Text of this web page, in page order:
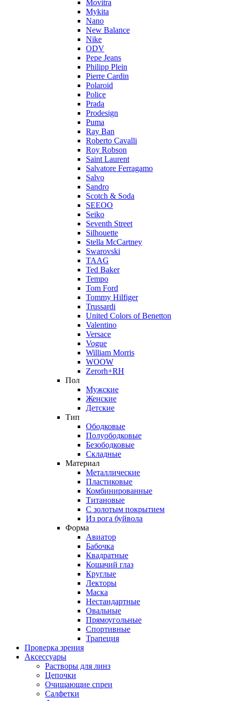
Movitra
Mykita
Nano
New Balance
Nike
ODV
Pepe Jeans
Philipp Plein
Pierre Cardin
Polaroid
Police
Prada
Prodesign
Puma
Ray Ban
Roberto Cavalli
Roy Robson
Saint Laurent
Salvatore Ferragamo
Salvo
Sandro
Scotch & Soda
SEEOO
Seiko
Seventh Street
Silhouette
Stella McCartney
Swarovski
TAAG
Ted Baker
Tempo
Tom Ford
Tommy Hilfiger
Trussardi
United Colors of Benetton
Valentino
Versace
Vogue
William Morris
WOOW
Zerorh+RH
Пол
Мужские
Женские
Детские
Тип
Ободковые
Полуободковые
Безободковые
Складные
Материал
Металлические
Пластиковые
Комбинированные
Титановые
С золотым покрытием
Из рога буйвола
Форма
Авиатор
Бабочка
Квадратные
Кошачий глаз
Круглые
Лекторы
Маска
Нестандартные
Овальные
Прямоугольные
Спортивные
Трапеция
Проверка зрения
Аксессуары
Растворы для линз
Цепочки
Очищающие спреи
Салфетки